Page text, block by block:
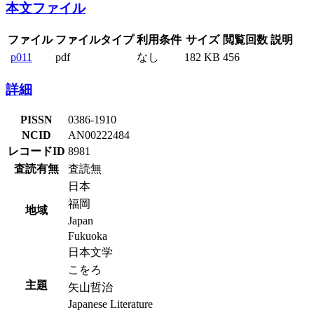
本文ファイル
ファイル ファイルタイプ 利用条件 サイズ 閲覧回数 説明
p011
pdf なし 182 KB 456
詳細
PISSN
0386-1910
NCID
AN00222484
レコードID 8981
査読有無
査読無
地域
日本
福岡
Japan
Fukuoka
主題
日本文学
こをろ
矢山哲治
Japanese Literature